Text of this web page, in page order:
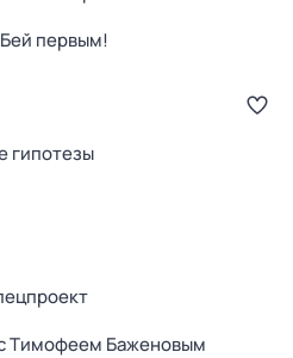
первым!
гипотезы
Тимофеем Баженовым